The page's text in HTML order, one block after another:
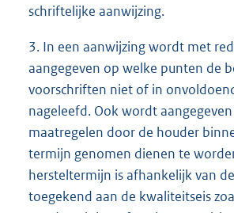
schriftelijke aanwijzing.
3. In een aanwijzing wordt met
aangegeven op welke punten de
voorschriften niet of in
nageleefd. Ook wordt
maatregelen door de houder
termijn genomen dienen te
hersteltermijn is afhankelijk van
toegekend aan de kwaliteitseis